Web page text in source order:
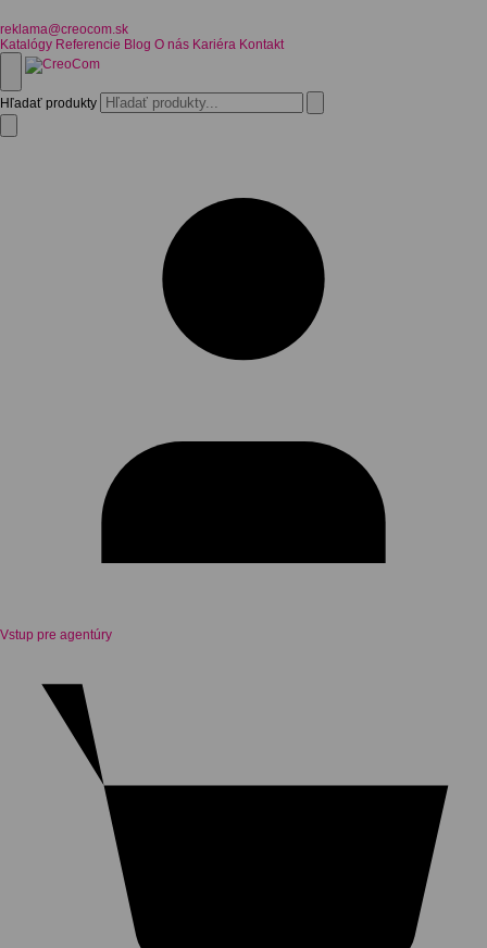
reklama@creocom.sk
Katalógy Referencie Blog O nás Kariéra Kontakt
Hľadať produkty
Vstup pre agentúry